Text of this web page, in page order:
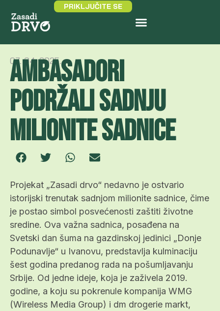
PRIKLJUČITE SE
07. 04. 2025.
Ambasadori
podržali sadnju
milionite sadnice
Projekat „Zasadi drvo“ nedavno je ostvario
istorijski trenutak sadnjom milionite sadnice, čime
je postao simbol posvećenosti zaštiti životne
sredine. Ova važna sadnica, posađena na
Svetski dan šuma na gazdinskoj jedinici „Donje
Podunavlje“ u Ivanovu, predstavlja kulminaciju
šest godina predanog rada na pošumljavanju
Srbije. Od jedne ideje, koja je zaživela 2019.
godine, a koju su pokrenule kompanija WMG
(Wireless Media Group) i dm drogerie markt,